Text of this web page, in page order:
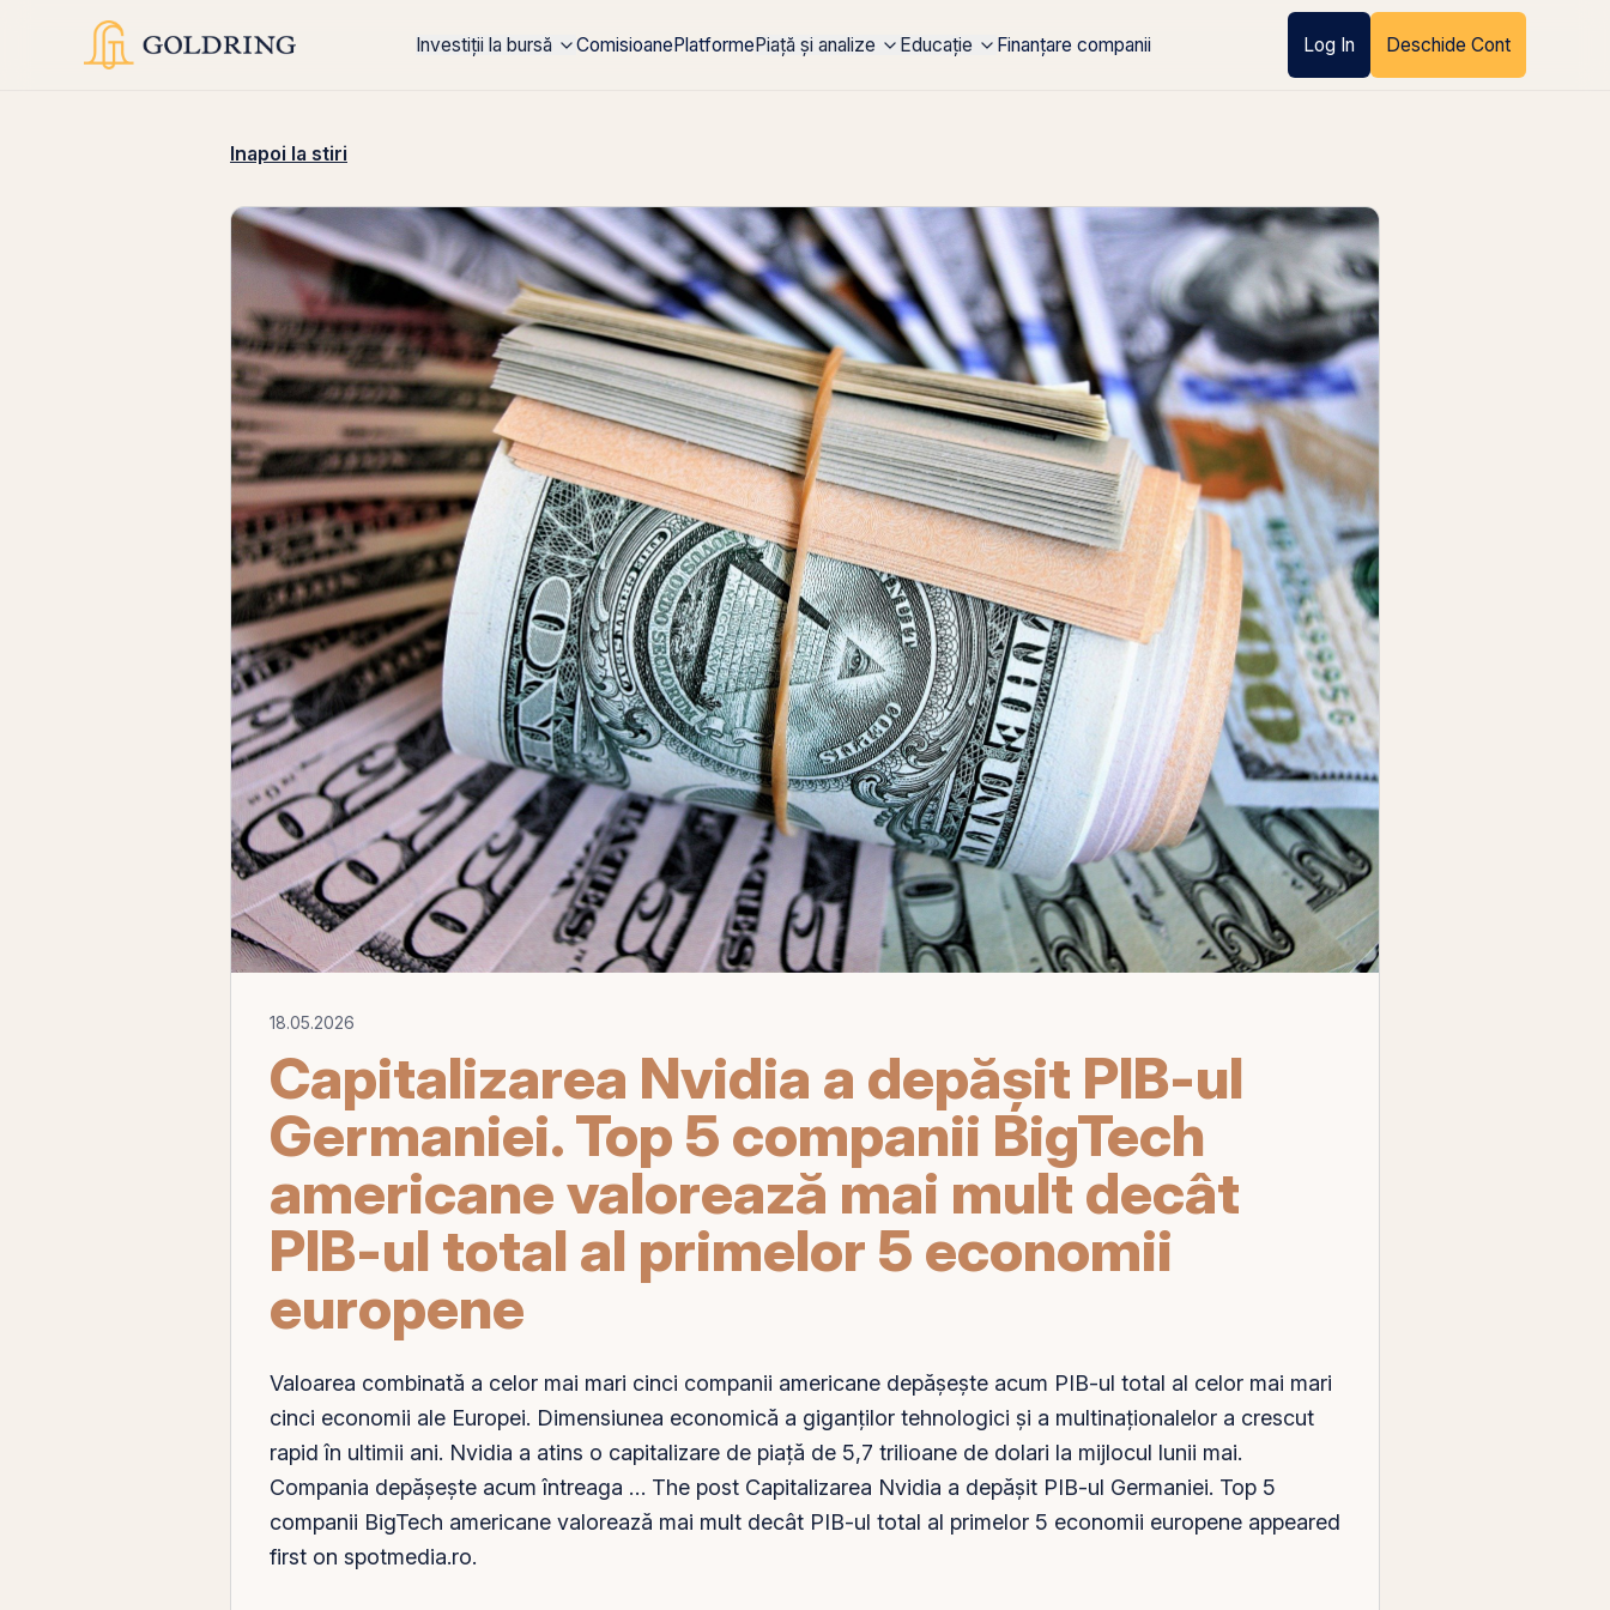
Investiții la bursă ComisioanePlatformePiață și analize Educație Finanțare companii Log In Deschide Cont
Inapoi la stiri
18.05.2026
Capitalizarea Nvidia a depășit PIB-ul
Germaniei. Top 5 companii BigTech
americane valorează mai mult decât
PIB-ul total al primelor 5 economii
europene
Valoarea combinată a celor mai mari cinci companii americane depășește acum PIB-ul total al celor mai mari
cinci economii ale Europei. Dimensiunea economică a giganților tehnologici și a multinaționalelor a crescut
rapid în ultimii ani. Nvidia a atins o capitalizare de piață de 5,7 trilioane de dolari la mijlocul lunii mai.
Compania depășește acum întreaga … The post Capitalizarea Nvidia a depășit PIB-ul Germaniei. Top 5
companii BigTech americane valorează mai mult decât PIB-ul total al primelor 5 economii europene appeared
first on spotmedia.ro.